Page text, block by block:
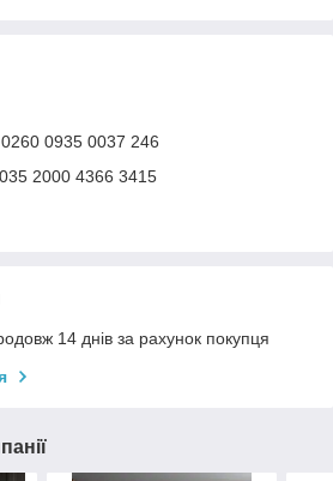
0935 0037 246
2000 4366 3415
14 днів за рахунок покупця